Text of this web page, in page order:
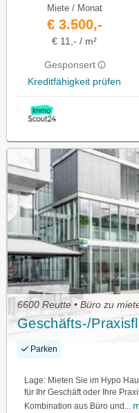
Miete / Monat
€ 3.500,-
€ 11,- / m²
Gesponsert
Kreditfähigkeit prüfen
6600 Reutte • Büro zu
Geschäfts-/
Parken
Lage: Mieten Sie im Hypo
für Ihr Geschäft oder Ihre
Kombination aus Büro und...